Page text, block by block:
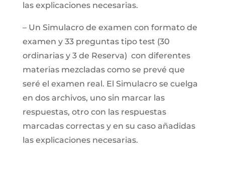
las explicaciones necesarias.
– Un Simulacro de examen con formato de
examen y 33 preguntas tipo test (30
ordinarias y 3 de Reserva) con diferentes
materias mezcladas como se prevé que
seré el examen real. El Simulacro se cuelga
en dos archivos, uno sin marcar las
respuestas, otro con las respuestas
marcadas correctas y en su caso añadidas
las explicaciones necesarias.